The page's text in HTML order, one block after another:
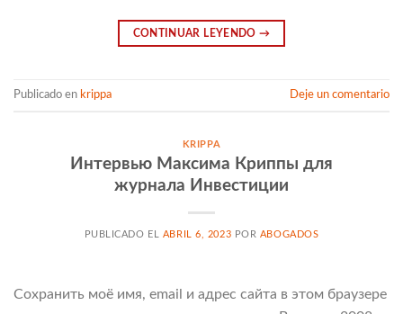
CONTINUAR LEYENDO→
Publicado en krippa Deje un comentario
KRIPPA
Интервью Максима Криппы для
журнала Инвестиции
PUBLICADO EL ABRIL 6, 2023 POR ABOGADOS
Сохранить моё имя, email и адрес сайта в этом браузере